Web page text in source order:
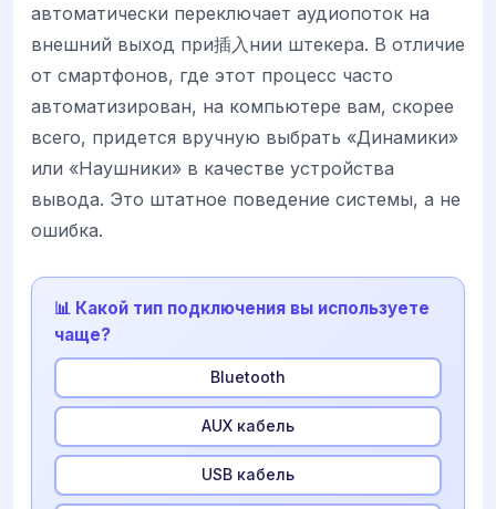
автоматически переключает аудиопоток на
внешний выход при插入нии штекера. В отличие
от смартфонов, где этот процесс часто
автоматизирован, на компьютере вам, скорее
всего, придется вручную выбрать «Динамики»
или «Наушники» в качестве устройства
вывода. Это штатное поведение системы, а не
ошибка.
📊 Какой тип подключения вы используете
чаще?
Bluetooth
AUX кабель
USB кабель